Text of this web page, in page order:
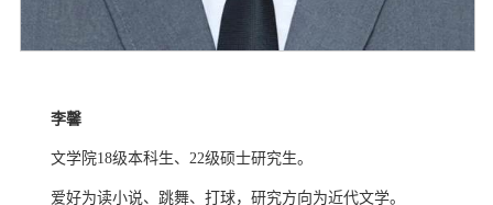
李馨
文学院18级本科生、 22级硕士研究生。
爱好为读小说、跳舞、打球，研究方向为近代文学。